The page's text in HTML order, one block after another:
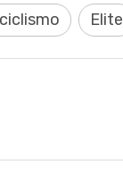
Elite